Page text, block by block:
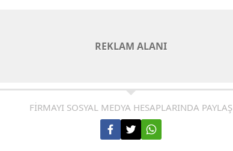
REKLAM ALANI
FİRMAYI SOSYAL MEDYA HESAPLARINDA PAYLAŞ